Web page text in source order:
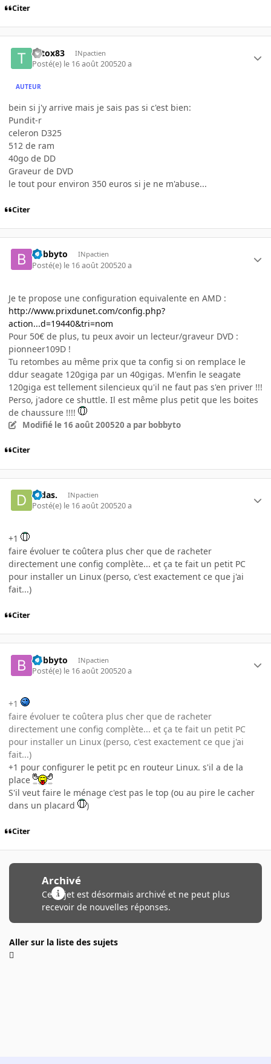
Citer
totox83 INpactien
Posté(e) le 16 août 200520 a
AUTEUR
bein si j'y arrive mais je sais pas si c'est bien:
Pundit-r
celeron D325
512 de ram
40go de DD
Graveur de DVD
le tout pour environ 350 euros si je ne m'abuse...
Citer
bobbyto INpactien
Posté(e) le 16 août 200520 a
Je te propose une configuration equivalente en AMD :
http://www.prixdunet.com/config.php?
action...d=19440&tri=nom
Pour 50€ de plus, tu peux avoir un lecteur/graveur DVD :
pionneer109D !
Tu retombes au même prix que ta config si on remplace le
ddur seagate 120giga par un 40gigas. M'enfin le seagate
120giga est tellement silencieux qu'il ne faut pas s'en priver !!!
Perso, j'adore ce shuttle. Il est même plus petit que les boites
de chaussure !!!!
Modifié le 16 août 200520 a par bobbyto
Citer
Didas. INpactien
Posté(e) le 16 août 200520 a
+1
faire évoluer te coûtera plus cher que de racheter
directement une config complète... et ça te fait un petit PC
pour installer un Linux (perso, c'est exactement ce que j'ai
fait...)
Citer
bobbyto INpactien
Posté(e) le 16 août 200520 a
+1
faire évoluer te coûtera plus cher que de racheter
directement une config complète... et ça te fait un petit PC
pour installer un Linux (perso, c'est exactement ce que j'ai
fait...)
+1 pour configurer le petit pc en routeur Linux. s'il a de la
place
S'il veut faire le ménage c'est pas le top (ou au pire le cacher
dans un placard
)
Citer
Archivé
Ce sujet est désormais archivé et ne peut plus
recevoir de nouvelles réponses.
Aller sur la liste des sujets